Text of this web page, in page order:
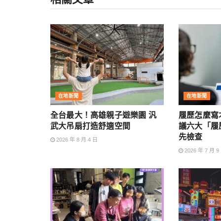
在地新聞
全台最大！高雄親子遊樂園 汎
武大吊扇打造舒適空間
2026 年 8 月 4 日
在地新聞
履歷怎麼寫
議六大「履
先檢查
2026 年 7 月 9